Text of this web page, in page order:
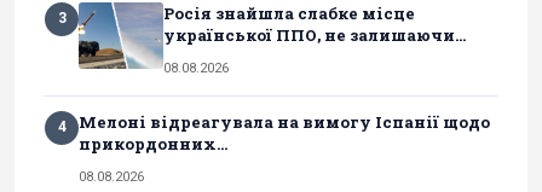
3
Росія знайшла слабке місце
української ППО, не залишаючи...
08.08.2026
4
Мелоні відреагувала на вимогу Іспанії щодо
прикордонних...
08.08.2026